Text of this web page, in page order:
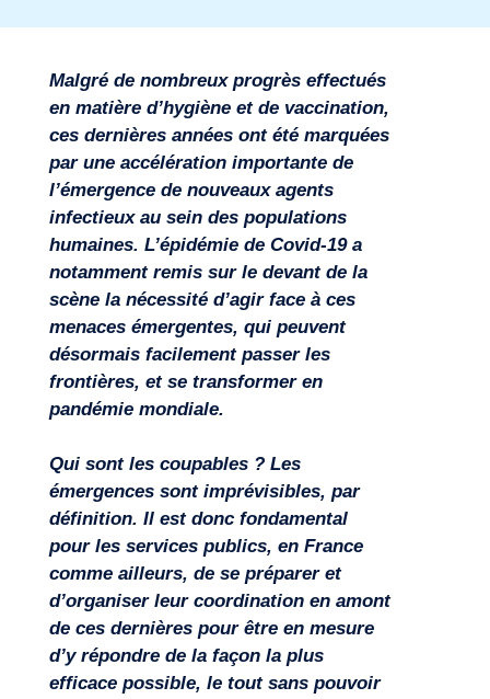
Secteurs
Missions
Malgré de nombreux progrès effectués
en matière d’hygiène et de vaccination,
ces dernières années ont été marquées
par une accélération importante de
l’émergence de nouveaux agents
infectieux au sein des populations
humaines. L’épidémie de Covid-19 a
notamment remis sur le devant de la
scène la nécessité d’agir face à ces
menaces émergentes, qui peuvent
désormais facilement passer les
frontières, et se transformer en
pandémie mondiale.
Qui sont les coupables ? Les
émergences sont imprévisibles, par
définition. Il est donc fondamental
pour les services publics, en France
comme ailleurs, de se préparer et
d’organiser leur coordination en amont
de ces dernières pour être en mesure
d’y répondre de la façon la plus
efficace possible, le tout sans pouvoir